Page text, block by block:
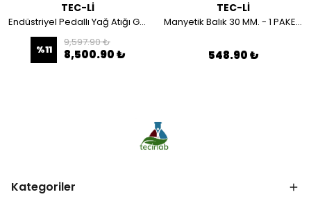
TEC-Lİ
Endüstriyel Pedallı Yağ Atığı Güvenlik Bidonu
%11
9,597.90 ₺
8,500.90 ₺
TEC-Lİ
Manyetik Balık 30 MM. - 1 PAKET*5ADET
548.90 ₺
Kategoriler